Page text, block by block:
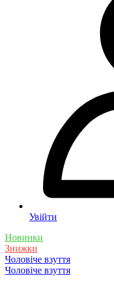
Увійти
Новинки
Знижки
Чоловіче взуття
Чоловіче взуття